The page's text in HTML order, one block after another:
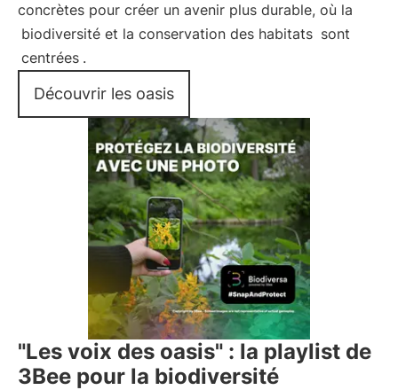
concrètes pour créer un avenir plus durable, où la
biodiversité et la conservation des habitats sont
centrées .
Découvrir les oasis
"Les voix des oasis" : la playlist de
3Bee pour la biodiversité